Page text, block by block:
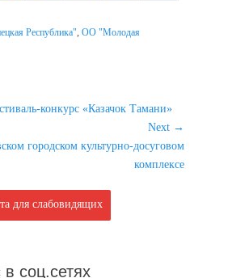
Республика", ОО "Молодая
конкурс «Казачок Тамани»
Next →
городском культурно-досуговом
комплексе
для слабовидящих
соц.сетях